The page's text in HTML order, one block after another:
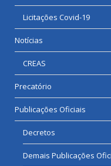
Licitações Covid-19
Notícias
CREAS
Precatório
Publicações Oficiais
Decretos
Demais Publicações